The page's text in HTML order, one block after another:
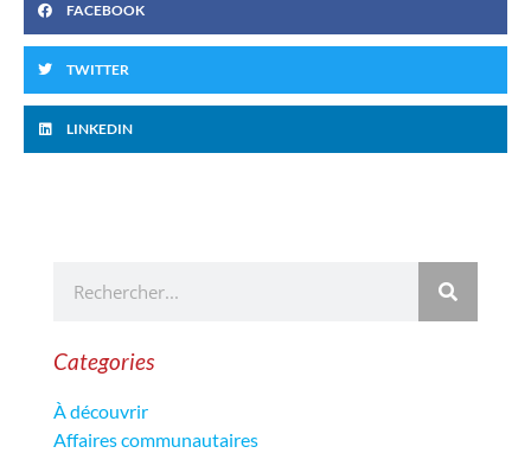
FACEBOOK
TWITTER
LINKEDIN
Categories
À découvrir
Affaires communautaires